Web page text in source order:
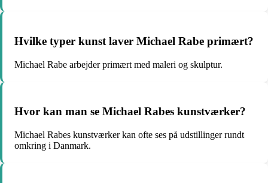
Hvilke typer kunst laver Michael Rabe primært?
Michael Rabe arbejder primært med maleri og skulptur.
Hvor kan man se Michael Rabes kunstværker?
Michael Rabes kunstværker kan ofte ses på udstillinger rundt
omkring i Danmark.